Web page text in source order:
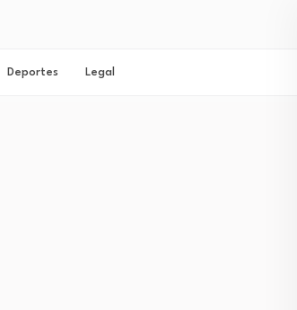
Deportes Legal